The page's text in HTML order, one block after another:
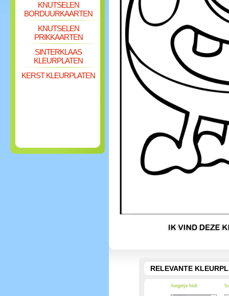
KNUTSELEN
BORDUURKAARTEN
KNUTSELEN
PRIKKAARTEN
SINTERKLAAS
KLEURPLATEN
KERST KLEURPLATEN
RELEVANTE
Jongetje bidt